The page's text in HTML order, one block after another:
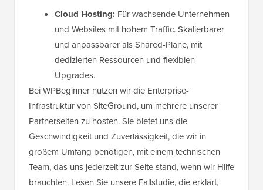
Cloud Hosting: Für wachsende Unternehmen
und Websites mit hohem Traffic. Skalierbarer
und anpassbarer als Shared-Pläne, mit
dedizierten Ressourcen und flexiblen
Upgrades.
Bei WPBeginner nutzen wir die Enterprise-
Infrastruktur von SiteGround, um mehrere unserer
Partnerseiten zu hosten. Sie bietet uns die
Geschwindigkeit und Zuverlässigkeit, die wir in
großem Umfang benötigen, mit einem technischen
Team, das uns jederzeit zur Seite stand, wenn wir Hilfe
brauchten. Lesen Sie unsere Fallstudie, die erklärt,